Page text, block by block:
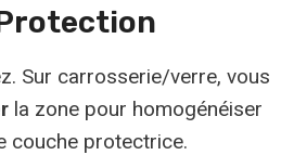
Sur carrosserie/verre, vous
la zone pour homogénéiser
couche protectrice.